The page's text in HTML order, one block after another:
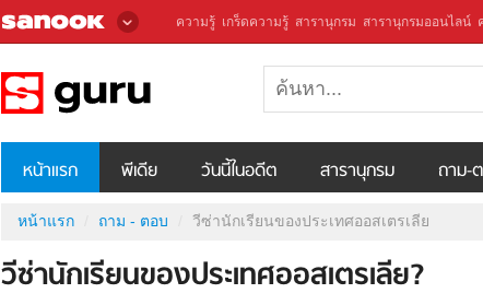
ความรู้ เกร็ดความรู้ สารานุกรม สารานุกรมออนไลน์
หน้าแรก พีเดีย วันนี้ในอดีต สารานุกรม ถาม-
หน้าแรก ถาม - ตอบ วีซ่านักเรียนของประเทศออสเตรเลีย
วีซ่านักเรียนของประเทศออสเตรเลีย?